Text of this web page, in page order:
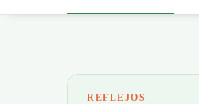
REFLEJOS